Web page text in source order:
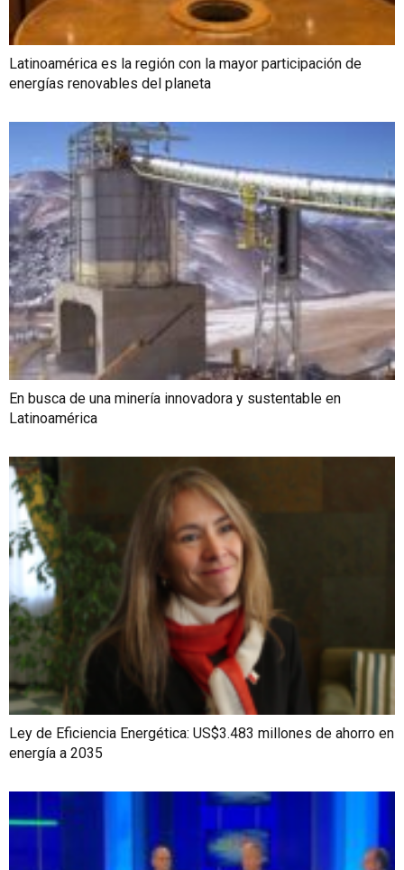
Latinoamérica es la región con la mayor participación de
energías renovables del planeta
En busca de una minería innovadora y sustentable en
Latinoamérica
Ley de Eficiencia Energética: US$3.483 millones de ahorro en
energía a 2035